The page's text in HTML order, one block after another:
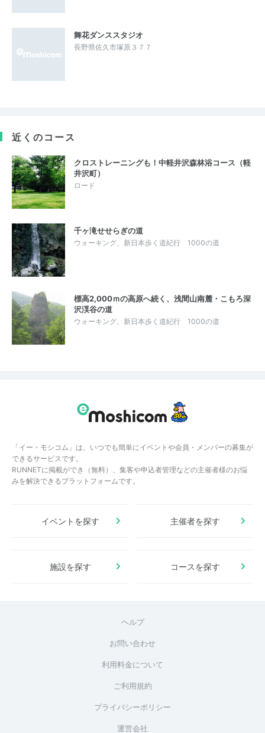
舞花ダンススタジオ
長野県佐久市塚原３７７
近くのコース
クロストレーニングも！中軽井沢森林浴コース（軽
井沢町）
ロード
千ヶ滝せせらぎの道
ウォーキング、新日本歩く道紀行 1000の道
標高2,000ｍの高原へ続く、浅間山南麓・こもろ深
沢渓谷の道
ウォーキング、新日本歩く道紀行 1000の道
「イー・モシコム」は、いつでも簡単にイベントや会員・メンバーの募集が
できるサービスです。
RUNNETに掲載ができ（無料）、集客や申込者管理などの主催者様のお悩
みを解決できるプラットフォームです。
イベントを探す 主催者を探す
施設を探す コースを探す
ヘルプ
お問い合わせ
利用料金について
ご利用規約
プライバシーポリシー
運営会社